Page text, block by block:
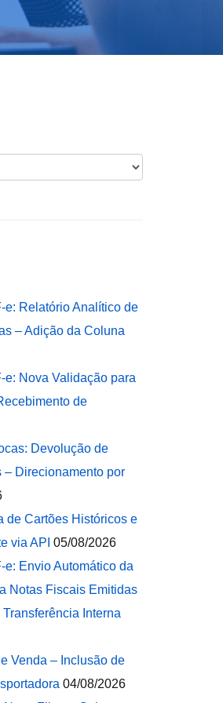
e: Relatório Analítico de
– Adição da Coluna
e: Nova Validação para
de
Devolução de
– Direcionamento por
de Cartões Históricos e
via API 05/08/2026
e: Envio Automático da
Notas Fiscais Emitidas
Interna
Venda – Inclusão de
04/08/2026